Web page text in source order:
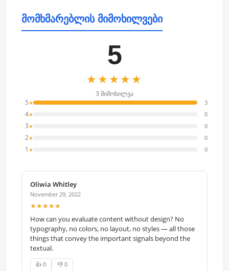
მომხმარებლის მიმოხილვები
5
★★★★★
3 მიმოხილვა
5★ 3
4★ 0
3★ 0
2★ 0
1 ★ 0
Oliwia Whitley
November 29, 2022
★★★★★
How can you evaluate content without design? No
typography, no colors, no layout, no styles — all those
things that convey the important signals beyond the
textual.
👍 0 👎 0